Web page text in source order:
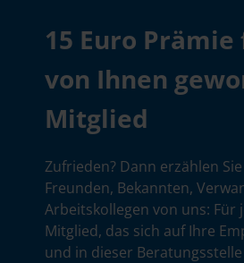
15 Euro
von Ihnen
Mitglied
Zufrieden? Dann erzählen
Freunden, Bekannten,
Arbeitskollegen von uns: Für
Mitglied, das sich auf Ihre
und in dieser